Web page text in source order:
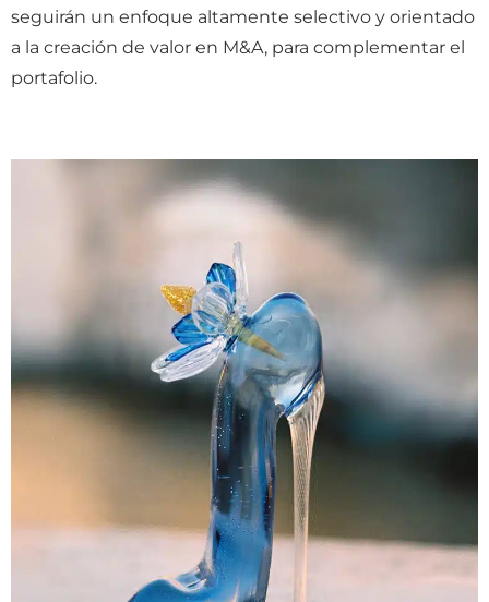
seguirán un enfoque altamente selectivo y orientado
a la creación de valor en M&A, para complementar el
portafolio.